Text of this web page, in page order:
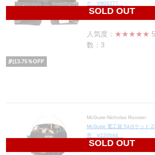
SOLD OUT
ケ V904277
8,220
人気度： ★★★★★ 5
数：3
約13.75％OFF
SOLD OUT
McGuire-Nicholas Rooster
McGuire 電工袋 54ポケット
売 V220544
3,376